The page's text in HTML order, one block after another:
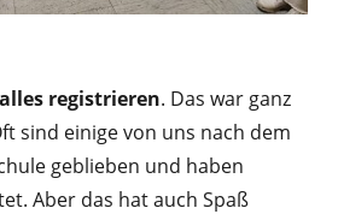
alles registrieren. Das war ganz
sind einige von uns nach dem
geblieben und haben
Aber das hat auch Spaß